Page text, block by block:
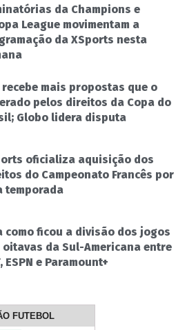
da Champions e
League movimentam a
da XSports nesta
recebe mais propostas que o
pelos direitos da Copa do
Globo lidera disputa
oficializa aquisição dos
do Campeonato Francês por
temporada
como ficou a divisão dos jogos
oitavas da Sul-Americana entre
ESPN e Paramount+